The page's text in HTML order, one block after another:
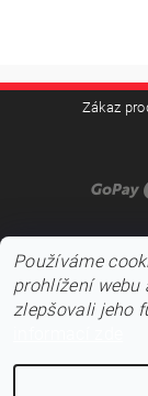
Zákaz
Používáme
prohlížení webu
zlepšovali jeho